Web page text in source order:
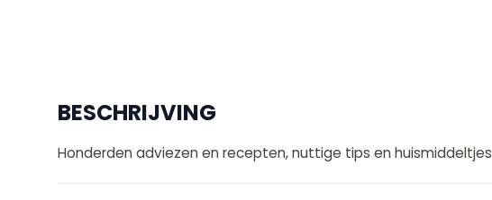
BESCHRIJVING
Honderden adviezen en recepten, nuttige tips en huismiddeltjes